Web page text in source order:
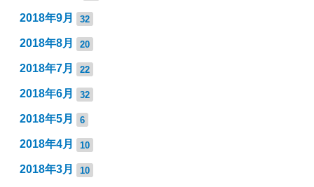
2018年9月 32
2018年8月 20
2018年7月 22
2018年6月 32
2018年5月 6
2018年4月 10
2018年3月 10